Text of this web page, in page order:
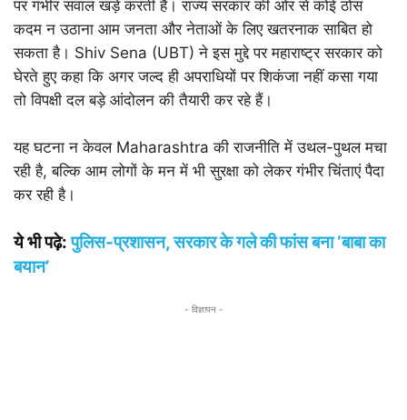
पर गंभीर सवाल खड़े करती हैं। राज्य सरकार की ओर से कोई ठोस
कदम न उठाना आम जनता और नेताओं के लिए खतरनाक साबित हो
सकता है। Shiv Sena (UBT) ने इस मुद्दे पर महाराष्ट्र सरकार को
घेरते हुए कहा कि अगर जल्द ही अपराधियों पर शिकंजा नहीं कसा गया
तो विपक्षी दल बड़े आंदोलन की तैयारी कर रहे हैं।
यह घटना न केवल Maharashtra की राजनीति में उथल-पुथल मचा
रही है, बल्कि आम लोगों के मन में भी सुरक्षा को लेकर गंभीर चिंताएं पैदा
कर रही है।
ये भी पढ़े:पुलिस-प्रशासन, सरकार के गले की फांस बना ‘बाबा का
बयान’
- विज्ञापन -